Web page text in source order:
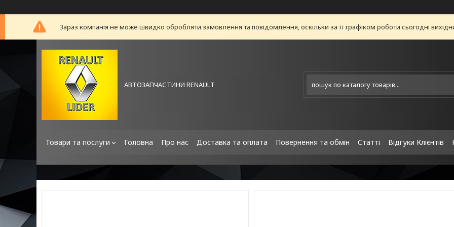
Зараз компанія не може швидко обробляти замовлення та повідомлення, оскільки за її графіком роботи сьогодні
АВТОЗАПЧАСТИНИ RENAULT
Товари та послуги Головна Про нас Доставка та оплата Повернення та обмін Статті Відгуки Клієнтів